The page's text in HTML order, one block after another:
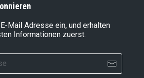
Mail Adresse ein, und erhalten
Informationen zuerst.